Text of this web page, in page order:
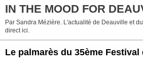
IN THE MOOD FOR
Par Sandra Mézière. L'actualité de Deauville et
direct ici.
Le palmarès du 35ème